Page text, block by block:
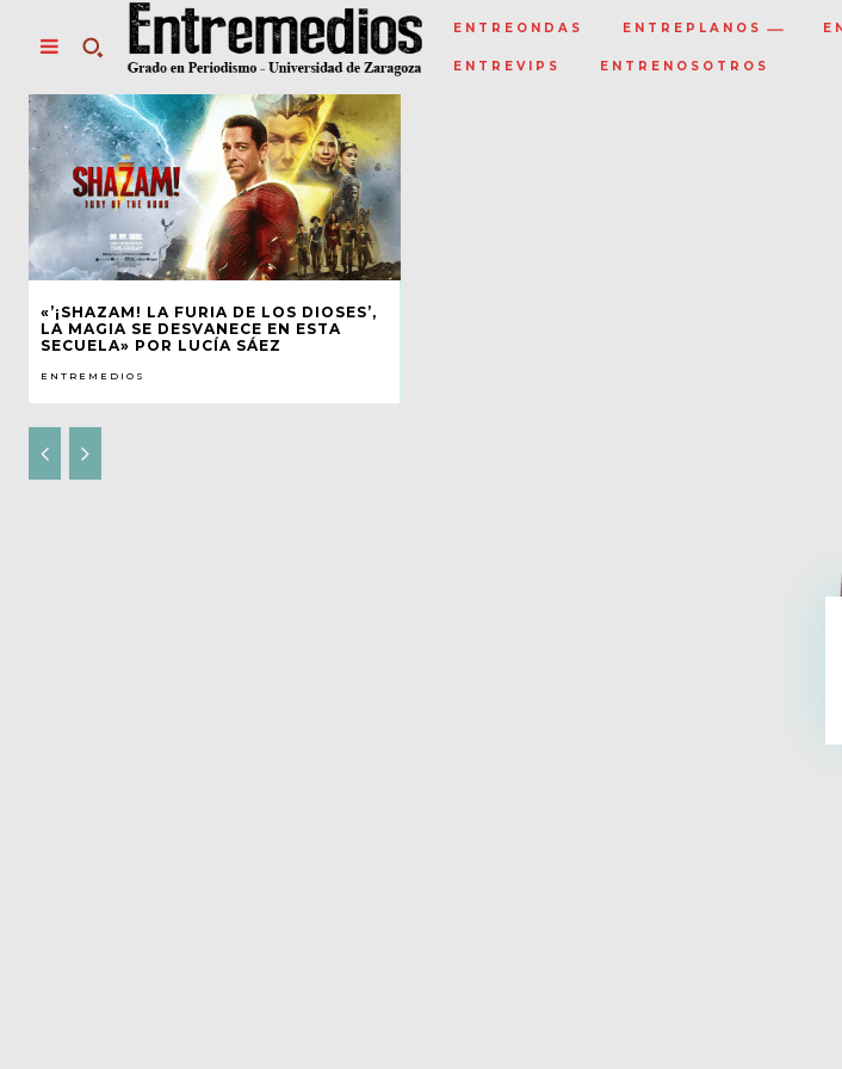
ENTREONDAS ENTREPLANOS
ENTREVIPS ENTRENOSOTROS
«’¡SHAZAM! LA FURIA DE LOS DIOSES’,
LA MAGIA SE DESVANECE EN ESTA
SECUELA» POR LUCÍA SÁEZ
ENTREMEDIOS